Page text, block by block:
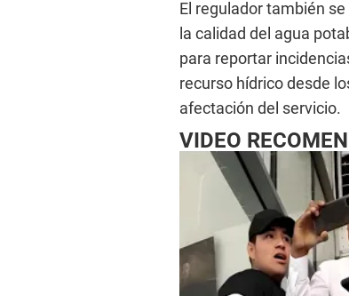
El regulador también
la calidad del agua
para reportar
recurso hídrico desde
afectación del servicio.
VIDEO